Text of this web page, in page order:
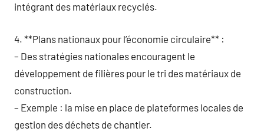
intégrant des matériaux recyclés.
4. **Plans nationaux pour l’économie circulaire** :
– Des stratégies nationales encouragent le
développement de filières pour le tri des matériaux de
construction.
– Exemple : la mise en place de plateformes locales de
gestion des déchets de chantier.